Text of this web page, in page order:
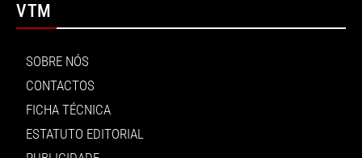
VTM
SOBRE NÓS
CONTACTOS
FICHA TÉCNICA
ESTATUTO EDITORIAL